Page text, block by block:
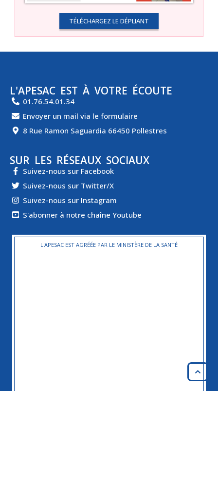
TÉLÉCHARGEZ LE DÉPLIANT
L'APESAC EST À VOTRE ÉCOUTE
01.76.54.01.34
Envoyer un mail via le formulaire
8 Rue Ramon Saguardia 66450 Pollestres
SUR LES RÉSEAUX SOCIAUX
Suivez-nous sur Facebook
Suivez-nous sur Twitter/X
Suivez-nous sur Instagram
S'abonner à notre chaîne Youtube
L'APESAC EST AGRÉÉE PAR LE MINISTÈRE DE LA SANTÉ